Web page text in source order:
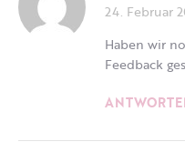
24. Februar
Haben wir
Feedback